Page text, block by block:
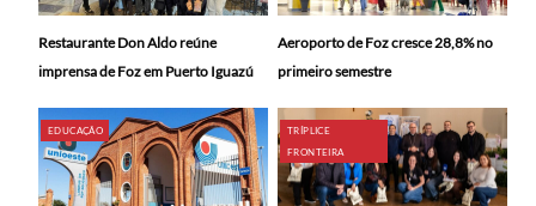
Restaurante Don Aldo reúne
imprensa de Foz em Puerto Iguazú
Aeroporto de Foz cresce 28,8% no
primeiro semestre
EDUCAÇÃO
TRÍPLICE
FRONTEIRA